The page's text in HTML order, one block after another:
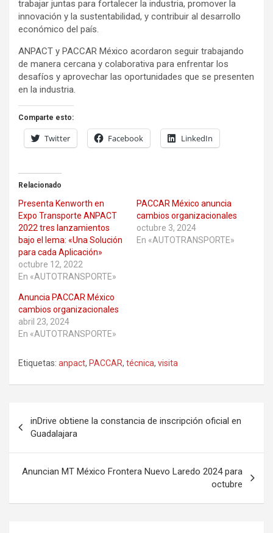
trabajar juntas para fortalecer la industria, promover la
innovación y la sustentabilidad, y contribuir al desarrollo
económico del país.
ANPACT y PACCAR México acordaron seguir trabajando
de manera cercana y colaborativa para enfrentar los
desafíos y aprovechar las oportunidades que se presenten
en la industria.
Comparte esto:
Twitter Facebook LinkedIn
Relacionado
Presenta Kenworth en
Expo Transporte ANPACT
2022 tres lanzamientos
bajo el lema: «Una Solución
para cada Aplicación»
octubre 12, 2022
En «AUTOTRANSPORTE»
PACCAR México anuncia
cambios organizacionales
octubre 3, 2024
En «AUTOTRANSPORTE»
Anuncia PACCAR México
cambios organizacionales
abril 23, 2024
En «AUTOTRANSPORTE»
Etiquetas: anpact, PACCAR, técnica, visita
de
entradas
inDrive obtiene la constancia de inscripción oficial en
Guadalajara
Anuncian MT México Frontera Nuevo Laredo 2024 para
octubre